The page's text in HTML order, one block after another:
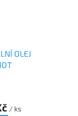
OLEJ
/ ks